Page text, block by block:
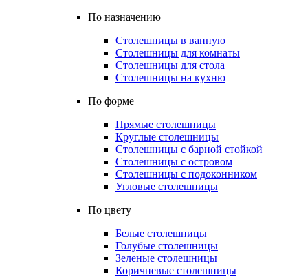
По назначению
Столешницы в ванную
Столешницы для комнаты
Столешницы для стола
Столешницы на кухню
По форме
Прямые столешницы
Круглые столешницы
Столешницы с барной стойкой
Столешницы с островом
Столешницы с подоконником
Угловые столешницы
По цвету
Белые столешницы
Голубые столешницы
Зеленые столешницы
Коричневые столешницы